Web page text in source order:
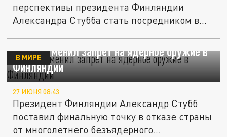
перспективы президента Финляндии
Александра Стубба стать посредником в...
Стубб отменил запрет на ядерное оружие в
Финляндии
В МИРЕ
27 ИЮНЯ 08:43
Президент Финляндии Александр Стубб
поставил финальную точку в отказе страны
от многолетнего безъядерного...